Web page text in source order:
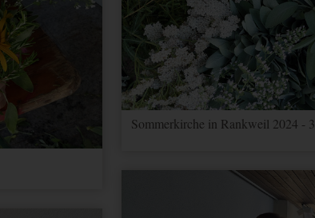
Sommerkirche in Rankweil 2024 - 3